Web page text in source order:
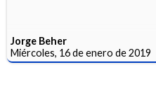
Jorge Beher
Miércoles, 16 de enero de 2019